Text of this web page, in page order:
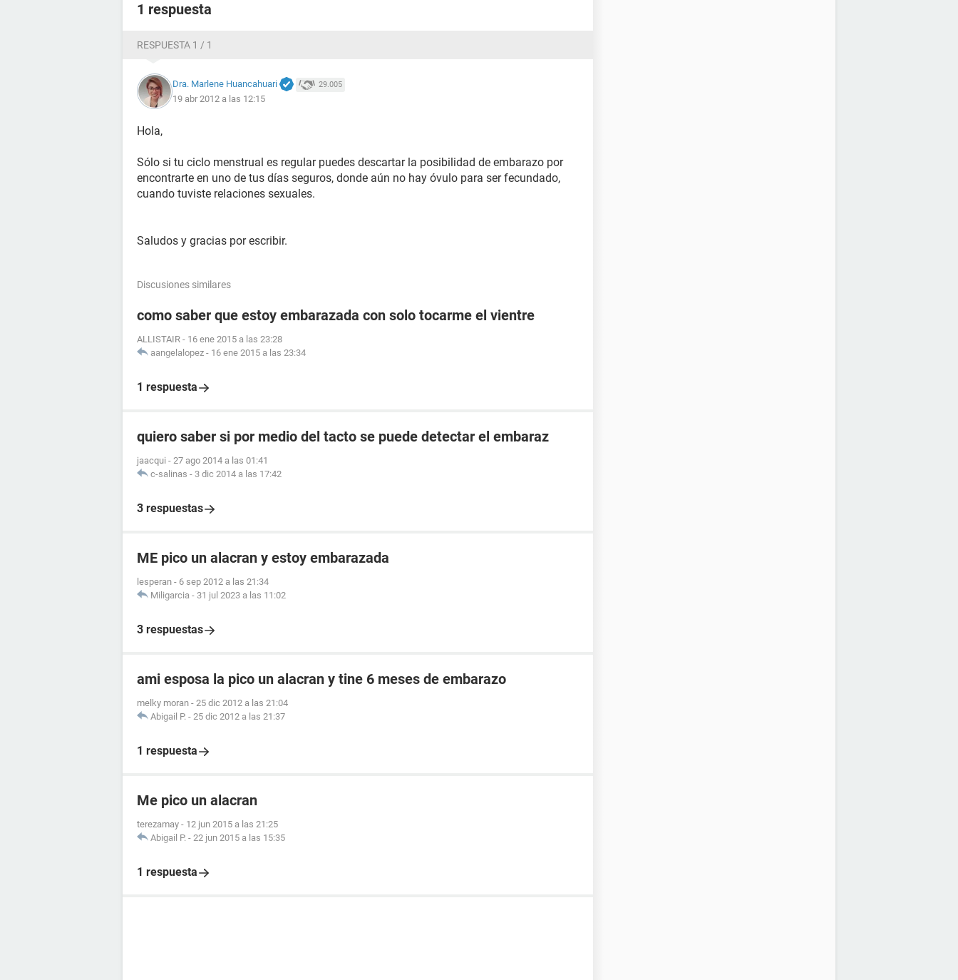
1 respuesta
RESPUESTA 1 / 1
Dra. Marlene Huancahuari 29.005
19 abr 2012 a las 12:15
Hola,
Sólo si tu ciclo menstrual es regular puedes descartar la posibilidad de embarazo por
encontrarte en uno de tus días seguros, donde aún no hay óvulo para ser fecundado,
cuando tuviste relaciones sexuales.
Saludos y gracias por escribir.
Discusiones similares
como saber que estoy embarazada con solo tocarme el vientre
ALLISTAIR - 16 ene 2015 a las 23:28
aangelalopez - 16 ene 2015 a las 23:34
1 respuesta
quiero saber si por medio del tacto se puede detectar el embaraz
jaacqui - 27 ago 2014 a las 01:41
c-salinas - 3 dic 2014 a las 17:42
3 respuestas
ME pico un alacran y estoy embarazada
lesperan - 6 sep 2012 a las 21:34
Miligarcia - 31 jul 2023 a las 11:02
3 respuestas
ami esposa la pico un alacran y tine 6 meses de embarazo
melky moran - 25 dic 2012 a las 21:04
Abigail P. - 25 dic 2012 a las 21:37
1 respuesta
Me pico un alacran
terezamay - 12 jun 2015 a las 21:25
Abigail P. - 22 jun 2015 a las 15:35
1 respuesta